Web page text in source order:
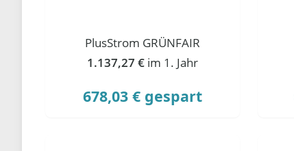
PlusStrom GRÜNFAIR
1.137,27 € im 1. Jahr
678,03 € gespart